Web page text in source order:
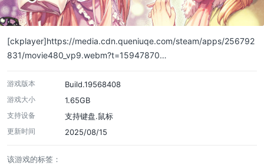
[ckplayer]https://media.cdn.queniuqe.com/steam/apps/256792
831/movie480_vp9.webm?t=15947870…
游戏版本 Build.19568408
游戏大小 1.65GB
支持设备 支持键盘.鼠标
更新时间 2025/08/15
该游戏的标签：